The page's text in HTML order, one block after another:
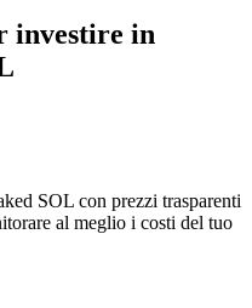
investire in
SOL con prezzi trasparenti
al meglio i costi del tuo